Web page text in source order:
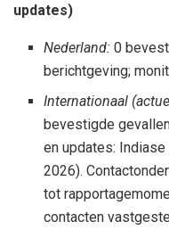
updates)
Nederland: 0
berichtgeving;
Internationaal
bevestigde
en updates: Indiase
2026).
tot
contacten